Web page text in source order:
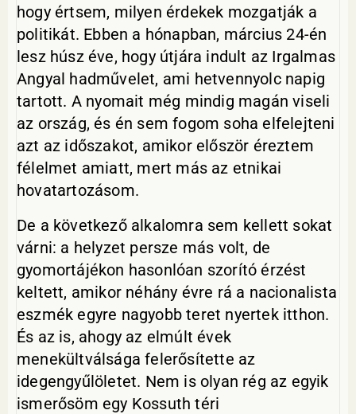
hogy értsem, milyen érdekek mozgatják a
politikát. Ebben a hónapban, március 24-én
lesz húsz éve, hogy útjára indult az Irgalmas
Angyal hadművelet, ami hetvennyolc napig
tartott. A nyomait még mindig magán viseli
az ország, és én sem fogom soha elfelejteni
azt az időszakot, amikor először éreztem
félelmet amiatt, mert más az etnikai
hovatartozásom.
De a következő alkalomra sem kellett sokat
várni: a helyzet persze más volt, de
gyomortájékon hasonlóan szorító érzést
keltett, amikor néhány évre rá a nacionalista
eszmék egyre nagyobb teret nyertek itthon.
És az is, ahogy az elmúlt évek
menekültválsága felerősítette az
idegengyűlöletet. Nem is olyan rég az egyik
ismerősöm egy Kossuth téri